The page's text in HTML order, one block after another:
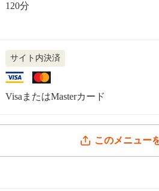
120分
サイト内決済
VisaまたはMasterカード
このメニュー